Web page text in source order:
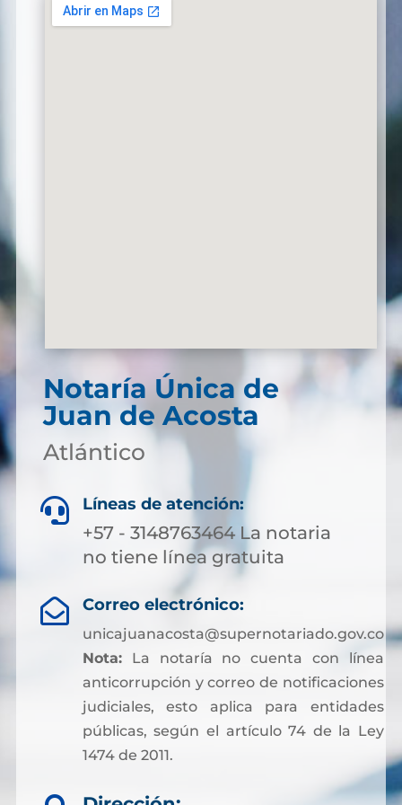
Notaría Única de
Juan de Acosta
Atlántico
 Líneas de atención:
+57 - 3148763464 La notaria
no tiene línea gratuita
 Correo electrónico:
unicajuanacosta@supernotariado.gov.co
Nota:La notaría no cuenta con línea
anticorrupción y correo de notificaciones
judiciales, esto aplica para entidades
públicas, según el artículo 74 de la Ley
1474 de 2011.